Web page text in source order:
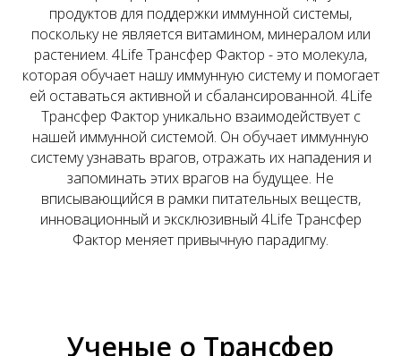
продуктов для поддержки иммунной системы,
поскольку не является витамином, минералом или
растением. 4Life Трансфер Фактор - это молекула,
которая обучает нашу иммунную систему и помогает
ей оставаться активной и сбалансированной. 4Life
Трансфер Фактор уникально взаимодействует с
нашей иммунной системой. Он обучает иммунную
систему узнавать врагов, отражать их нападения и
запоминать этих врагов на будущее. Не
вписывающийся в рамки питательных веществ,
инновационный и эксклюзивный 4Life Трансфер
Фактор меняет привычную парадигму.
Ученые о Трансфер